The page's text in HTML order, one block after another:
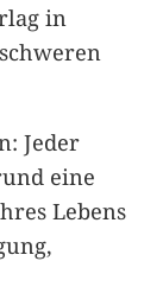
in
Jeder
eine
Lebens